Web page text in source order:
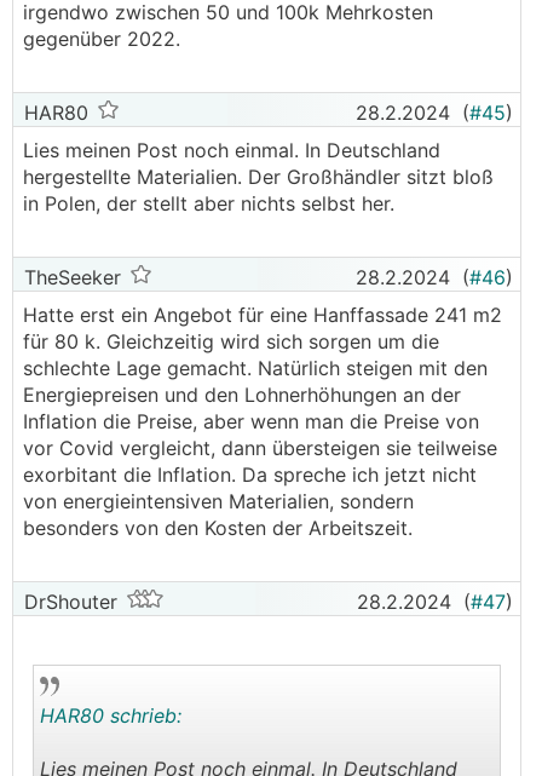
irgendwo zwischen 50 und 100k Mehrkosten
gegenüber 2022.
HAR80 28.2.2024 (#45)
Lies meinen Post noch einmal. In Deutschland
hergestellte Materialien. Der Großhändler sitzt bloß
in Polen, der stellt aber nichts selbst her.
TheSeeker 28.2.2024 (#46)
Hatte erst ein Angebot für eine Hanffassade 241 m2
für 80 k. Gleichzeitig wird sich sorgen um die
schlechte Lage gemacht. Natürlich steigen mit den
Energiepreisen und den Lohnerhöhungen an der
Inflation die Preise, aber wenn man die Preise von
vor Covid vergleicht, dann übersteigen sie teilweise
exorbitant die Inflation. Da spreche ich jetzt nicht
von energieintensiven Materialien, sondern
besonders von den Kosten der Arbeitszeit.
DrShouter 28.2.2024 (#47)
HAR80 schrieb:
Lies meinen Post noch einmal. In Deutschland